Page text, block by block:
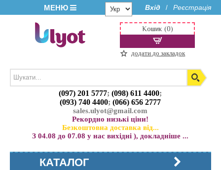
МЕНЮ Вхід / Реєстрація
(097) 201 5777;(098) 611 4400;
(093) 740 4400;(066) 656 2777
sales.ulyot@gmail.com
Рекордно низькі ціни!
Безкоштовна доставка від...
З 04.08 до 07.08 у нас вихідні ), докладніше ...
Кошик (0)
додати до закладок
КАТАЛОГ